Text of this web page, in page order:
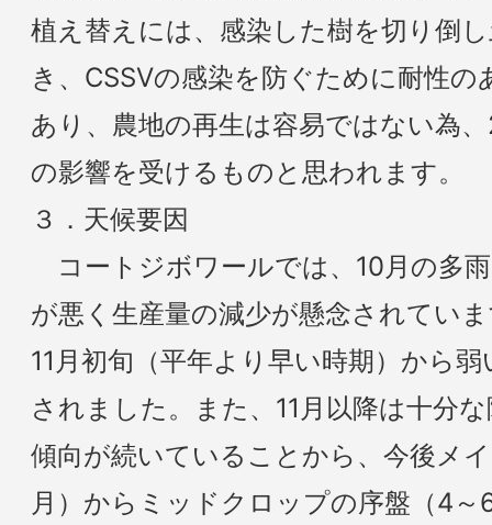
植え替えには、感染した樹を切り倒
き、CSSVの感染を防ぐために耐性
あり、農地の再生は容易ではない為
の影響を受けるものと思われます。
３．天候要因
コートジボワールでは、10月の多
が悪く生産量の減少が懸念されてい
11月初旬（平年より早い時期）から
されました。また、11月以降は十分
傾向が続いていることから、今後メ
月）からミッドクロップの序盤（4